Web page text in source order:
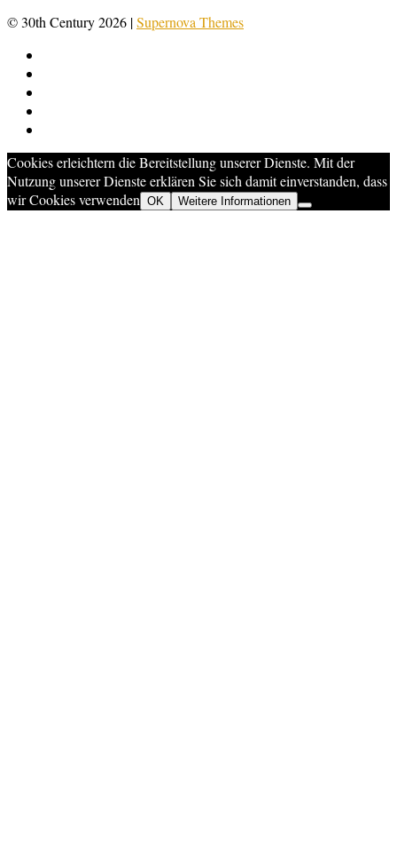
© 30th Century 2026 |Supernova Themes
Cookies erleichtern die Bereitstellung unserer Dienste. Mit der
Nutzung unserer Dienste erklären Sie sich damit einverstanden, dass
wir Cookies verwenden OK Weitere Informationen